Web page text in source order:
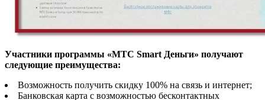
Участники программы «МТС Smart Деньги» получают
следующие преимущества:
Возможность получить скидку 100% на связь и интернет;
Банковская карта с возможностью бесконтактных